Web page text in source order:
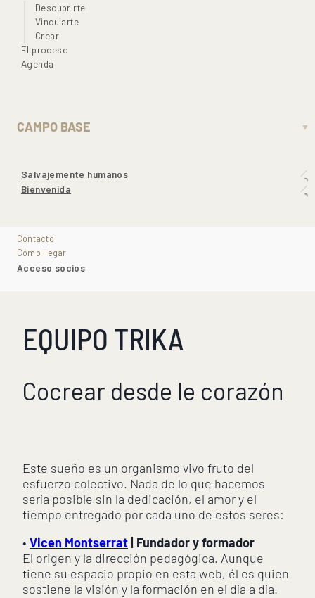
Descubrirte
Vincularte
Crear
El proceso
Agenda
CAMPO BASE ▼
Salvajemente humanos
Bienvenida
Contacto
Cómo llegar
Acceso socios
EQUIPO TRIKA
Cocrear desde le corazón
Este sueño es un organismo vivo fruto del
esfuerzo colectivo. Nada de lo que hacemos
sería posible sin la dedicación, el amor y el
tiempo entregado por cada uno de estos seres:
• Vicen Montserrat | Fundador y formador
El origen y la dirección pedagógica. Aunque
tiene su espacio propio en esta web, él es quien
sostiene la visión y la formación en el día a día.